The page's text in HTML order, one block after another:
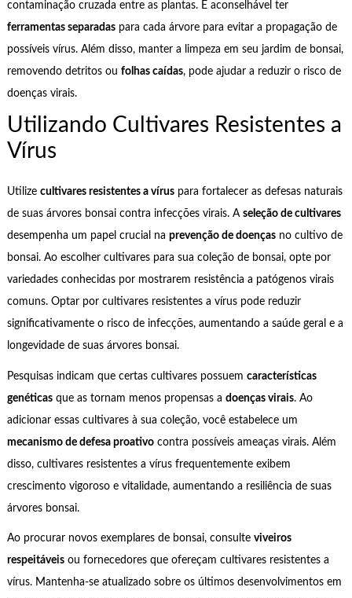
contaminação cruzada entre as plantas. É aconselhável ter
ferramentas separadaspara cada árvore para evitar a propagação de
possíveis vírus. Além disso, manter a limpeza em seu jardim de bonsai,
removendo detritos ou folhas caídas, pode ajudar a reduzir o risco de
doenças virais.
Utilizando Cultivares Resistentes a
Vírus
Utilize cultivares resistentes a víruspara fortalecer as defesas naturais
de suas árvores bonsai contra infecções virais. A seleção de cultivares
desempenha um papel crucial na prevenção de doençasno cultivo de
bonsai. Ao escolher cultivares para sua coleção de bonsai, opte por
variedades conhecidas por mostrarem resistência a patógenos virais
comuns. Optar por cultivares resistentes a vírus pode reduzir
significativamente o risco de infecções, aumentando a saúde geral e a
longevidade de suas árvores bonsai.
Pesquisas indicam que certas cultivares possuem características
genéticasque as tornam menos propensas a doenças virais. Ao
adicionar essas cultivares à sua coleção, você estabelece um
mecanismo de defesa proativocontra possíveis ameaças virais. Além
disso, cultivares resistentes a vírus frequentemente exibem
crescimento vigoroso e vitalidade, aumentando a resiliência de suas
árvores bonsai.
Ao procurar novos exemplares de bonsai, consulte viveiros
respeitáveisou fornecedores que ofereçam cultivares resistentes a
vírus. Mantenha-se atualizado sobre os últimos desenvolvimentos em